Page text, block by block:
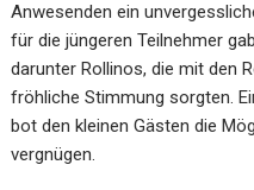
Anwesenden ein
für die jüngeren Teilnehmer
darunter Rollinos, die mit den
fröhliche Stimmung sorgten.
bot den kleinen Gästen die
vergnügen.